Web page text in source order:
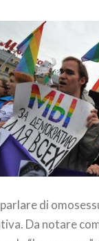
di
Da notare